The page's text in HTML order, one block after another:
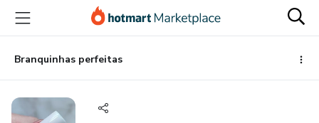
para
conteúdo
principal
para
pagamento
para
rodapé
Branquinhas perfeitas